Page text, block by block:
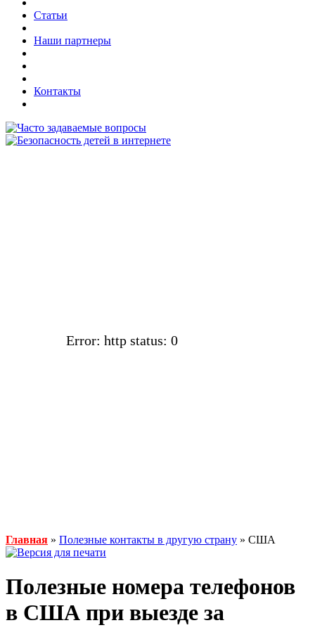
Статьи
Наши партнеры
Контакты
Error: http status: 0
Главная » Полезные контакты в другую страну » США
Полезные номера телефонов
в США при выезде за